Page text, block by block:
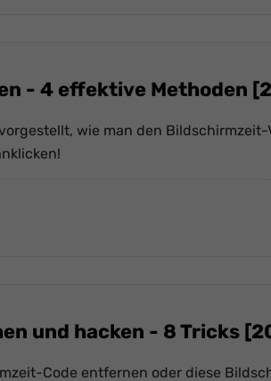
- 4 effektive Methoden
wie man den
und hacken - 8 Tricks
Code entfernen oder diese